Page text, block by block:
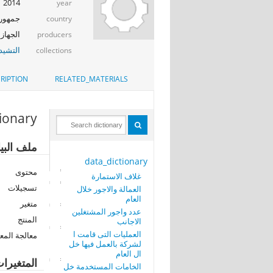
year
country
producers
collections
RELATED_MATERIALS
data_dictionary
غلاف الاستمارة
العمالة والاجور خلال
العام
عدد واجور المشتغلين
الاجانب
العمليات التى قامت ا
لشركة بالعمل فيها خل
ال العام
الخامات المستخدمة خل
ملف
محتوى
تسجيلات
متغير
المنتج
معالجة